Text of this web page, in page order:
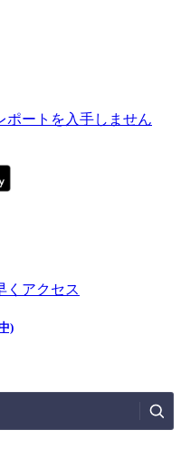
ポートを入手しません
くアクセス
)